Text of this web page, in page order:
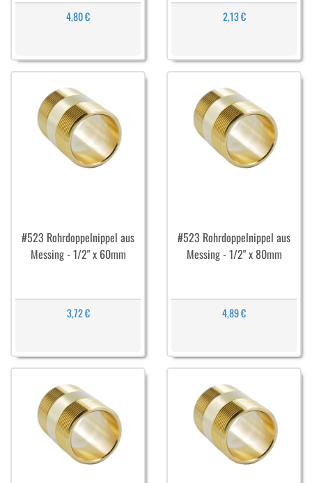
4,80 € 2,13 €
#523 Rohrdoppelnippel aus
Messing - 1/2" x 60mm
3,72 €
#523 Rohrdoppelnippel aus
Messing - 1/2" x 80mm
4,89 €